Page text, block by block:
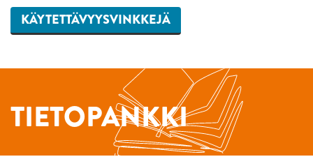
KÄYTETTÄVYYSVINKKEJÄ
TIETOPANKKI